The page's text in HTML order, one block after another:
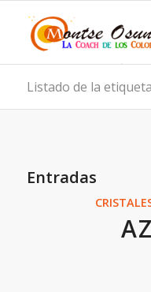
Listado de la
Entradas